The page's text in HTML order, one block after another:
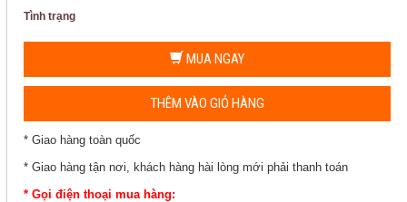
Tình trạng
MUA NGAY
THÊM VÀO GIỎ HÀNG
* Giao hàng toàn quốc
* Giao hàng tận nơi, khách hàng hài lòng mới phải thanh toán
* Gọi điện thoại mua hàng: